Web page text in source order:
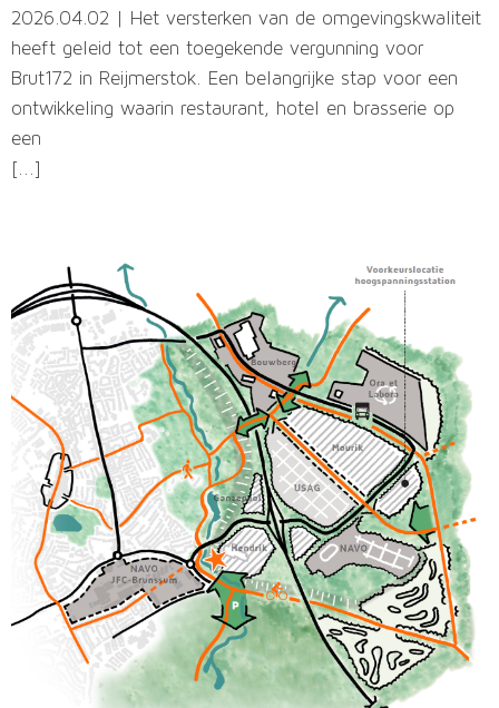
2026.04.02 | Het versterken van de omgevingskwaliteit
heeft geleid tot een toegekende vergunning voor
Brut172 in Reijmerstok. Een belangrijke stap voor een
ontwikkeling waarin restaurant, hotel en brasserie op
een
[...]